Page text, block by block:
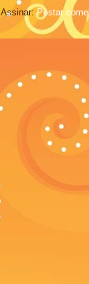
Assinar:Postar